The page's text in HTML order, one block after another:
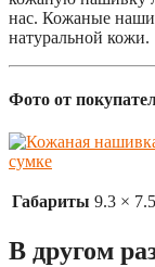
нас. Кожаные
натуральной кожи.
Фото от
Габариты 9.3 ×
В другом